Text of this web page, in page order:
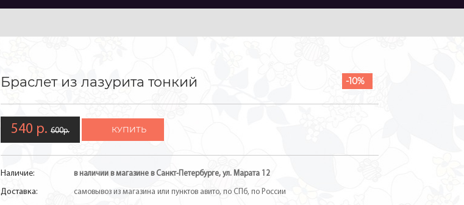
-10%
Браслет из лазурита тонкий
540 р. 600р. КУПИТЬ
Наличие: в наличии в магазине в Санкт-Петербурге, ул. Марата 12
Доставка: самовывоз из магазина или пунктов авито, по СПб, по России